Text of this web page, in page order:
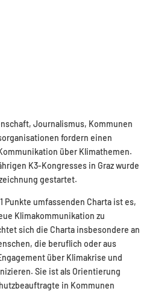
Journalismus, Kommunen
fordern einen
über Klimathemen.
K3-Kongresses in Graz wurde
gestartet.
Punkte umfassenden Charta ist es,
Klimakommunikation zu
sich die Charta insbesondere an
die beruflich oder aus
über Klimakrise und
Sie ist als Orientierung
in Kommunen